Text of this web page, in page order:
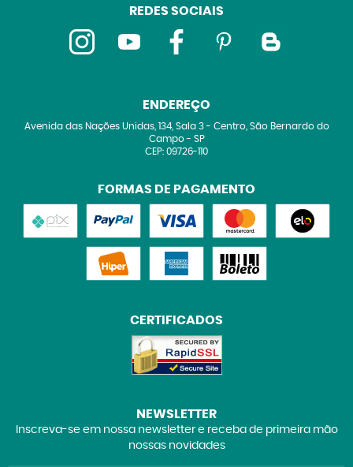
REDES SOCIAIS
ENDEREÇO
Avenida das Nações Unidas, 134, Sala 3- Centro, São Bernardo do
Campo- SP
CEP: 09726-110
FORMAS DE PAGAMENTO
CERTIFICADOS
NEWSLETTER
Inscreva-se em nossa newsletter e receba de primeira mão
nossas novidades